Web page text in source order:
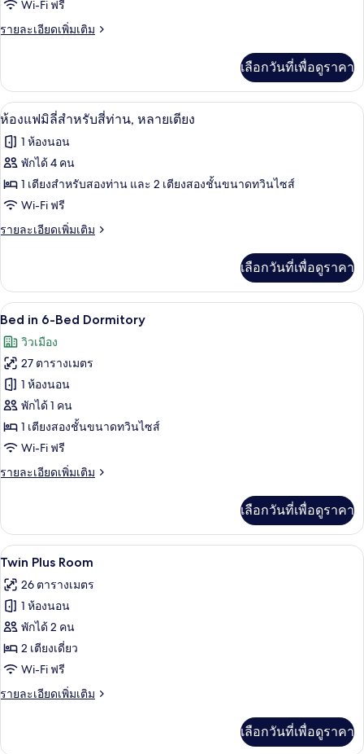
ห้อง
สแตนดาร์ด
Wi-Fi ฟรี
รายละเอียดเพิ่มเติม
ราย
เกี่ยว
กับ
ห้อง
ซิงเกิล
เลือกวันที่เพื่อดูราคา
เปิด
ภาพถ่าย
ทั้งหมด
ของ
ห้อง
แฟ
ลี่
สำหรับ
สี่
ท่าน,
หลาย
เตียง
พื้นที่ทำงานแบบใช้แล็ปท็อป, ผ้าม่านกั
6
ห้องแฟมิลี่สำหรับสี่ท่าน, หลายเตียง
1 ห้องนอน
พักได้ 4 คน
1 เตียงสำหรับสองท่าน และ 2 เตียงสองชั้นขนาดทวินไซส์
Wi-Fi ฟรี
รายละเอียดเพิ่มเติม
ราย
เกี่ยว
กับ
ห้อง
มิ
ลี่
สำหรับ
สี่
ท่าน,
หลาย
เตียง
เลือกวันที่เพื่อดูราคา
เปิด
ภาพถ่าย
ทั้งหมด
ของ
Bed
in
6-
Dormitory
Bed in 6-Bed Dormitory | พื้นที่ทำง
4
Bed in 6-Bed Dormitory
วิวเมือง
27 ตารางเมตร
1 ห้องนอน
พักได้ 1 คน
1 เตียงสองชั้นขนาดทวินไซส์
Wi-Fi ฟรี
รายละเอียดเพิ่มเติม
ราย
เกี่ยว
กับ
Bed
6-
Bed
Dormitory
เลือกวันที่เพื่อดูราคา
เปิด
ภาพถ่าย
ทั้งหมด
ของ
Twin
Plus
Room
Twin Plus Room | พื้นที่ทำงานแบบใ
4
Twin Plus Room
26 ตารางเมตร
1 ห้องนอน
พักได้ 2 คน
2 เตียงเดี่ยว
Wi-Fi ฟรี
รายละเอียดเพิ่มเติม
ราย
เลือกวันที่เพื่อดูราคา